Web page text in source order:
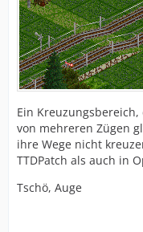
Ein
von mehreren Zügen
ihre Wege nicht
TTDPatch als auch in
Tschö, Auge